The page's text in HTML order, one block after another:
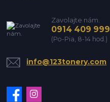
Zavolajte nám.
0914 409 999
(Po-Pia, 8-14 hod.)
info@123tonery.com